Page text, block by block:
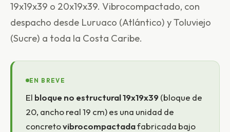
19x19x39 o 20x19x39. Vibrocompactado, con
despacho desde Luruaco (Atlántico) y Toluviejo
(Sucre) a toda la Costa Caribe.
EN BREVE
El bloque no estructural 19x19x39(bloque de
20, ancho real 19 cm) es una unidad de
concretovibrocompactadafabricada bajo